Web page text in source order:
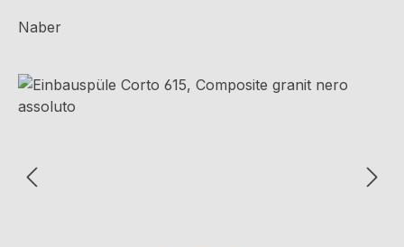
Naber
Bildergalerie überspringen